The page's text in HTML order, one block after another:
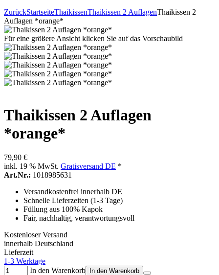
ZurückStartseiteThaikissenThaikissen 2 AuflagenThaikissen 2
Auflagen *orange*
Für eine größere Ansicht klicken Sie auf das Vorschaubild
Thaikissen 2 Auflagen
*orange*
79,90 €
inkl. 19 % MwSt. Gratisversand DE *
Art.Nr.: 1018985631
Versandkostenfrei innerhalb DE
Schnelle Lieferzeiten (1-3 Tage)
Füllung aus 100% Kapok
Fair, nachhaltig, verantwortungsvoll
Kostenloser Versand
innerhalb Deutschland
Lieferzeit
1-3 Werktage
In den Warenkorb
In den Warenkorb